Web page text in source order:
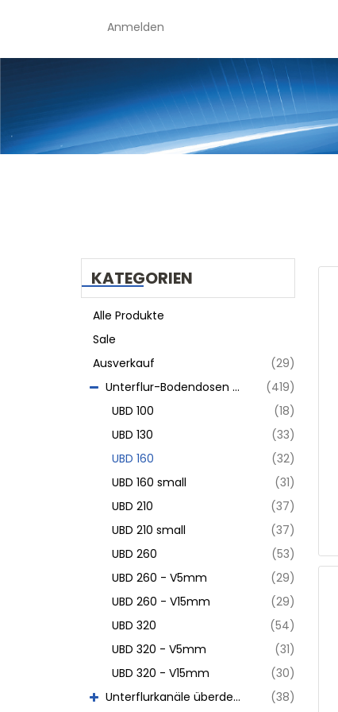
Anmelden
KATEGORIEN
Alle Produkte
Sale
Ausverkauf
(29)
Unterflur-Bodendosen aus Chromstahl
(419)
UBD 100
(18)
UBD 130
(33)
UBD 160
(32)
UBD 160 small
(31)
UBD 210
(37)
UBD 210 small
(37)
UBD 260
(53)
UBD 260 - V5mm
(29)
UBD 260 - V15mm
(29)
UBD 320
(54)
UBD 320 - V5mm
(31)
UBD 320 - V15mm
(30)
Unterflurkanäle überdeckt
(38)